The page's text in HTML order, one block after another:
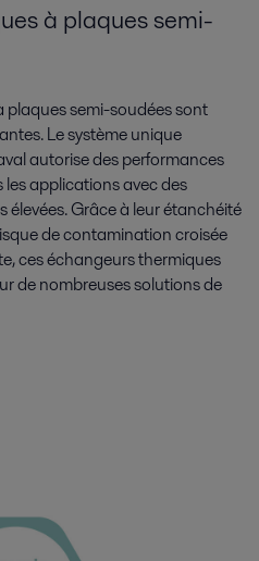
à plaques semi-
plaques semi-soudées sont
Le système unique
autorise des performances
applications avec des
élevées. Grâce à leur étanchéité
de contamination croisée
ces échangeurs thermiques
de nombreuses solutions de